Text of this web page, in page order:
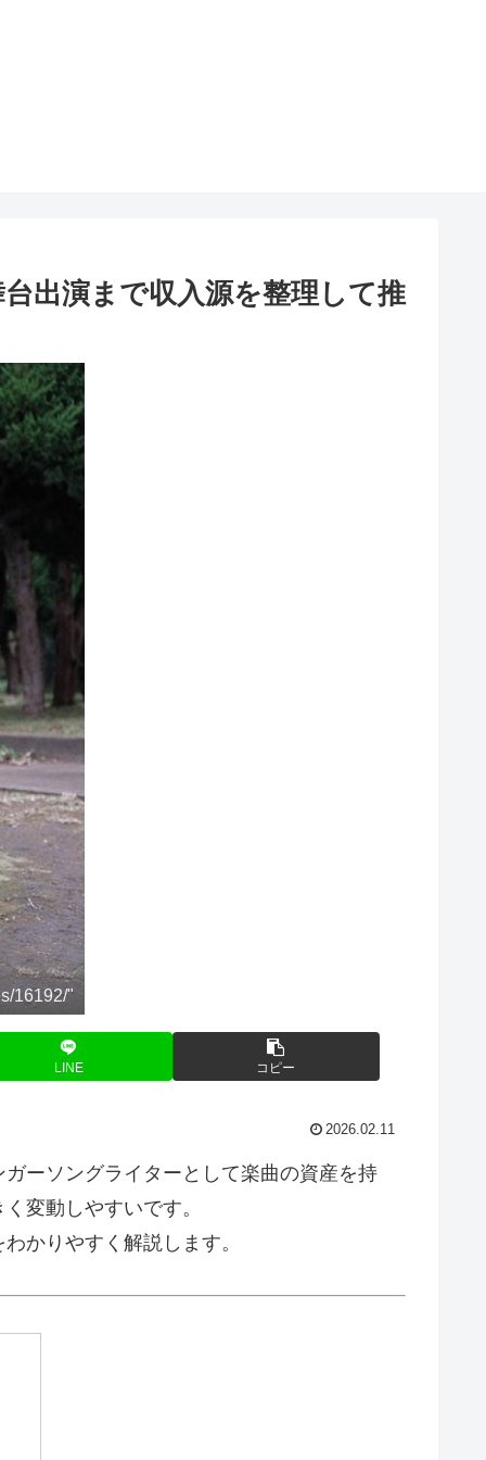
出演まで収入源を整理して推
16192/"
LINE コピー
2026.02.11
ーソングライターとして楽曲の資産を持
変動しやすいです。
かりやすく解説します。